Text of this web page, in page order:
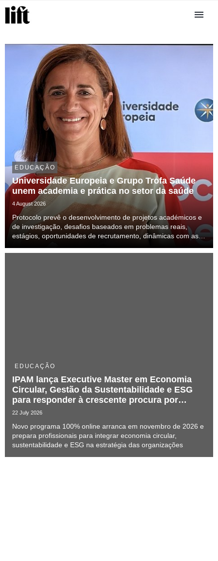
EDUCAÇÃO
Universidade Europeia e Grupo Trofa Saúde
unem academia e prática no setor da saúde
4 August 2026
Protocolo prevê o desenvolvimento de projetos académicos e
de investigação, desafios baseados em problemas reais,
estágios, oportunidades de recrutamento, dinâmicas com as
EDUCAÇÃO
IPAM lança Executive Master em Economia
Circular, Gestão da Sustentabilidade e ESG
para responder à crescente procura por
talento especializado
22 July 2026
Novo programa 100% online arranca em novembro de 2026 e
prepara profissionais para integrar economia circular,
sustentabilidade e ESG na estratégia das organizações